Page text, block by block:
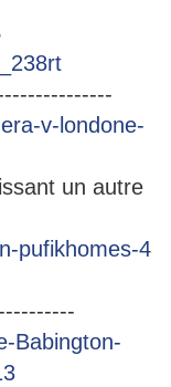
un autre